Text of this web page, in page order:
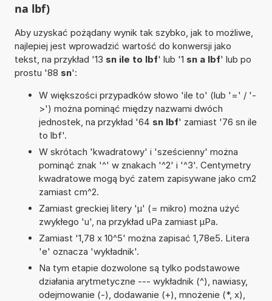
na lbf)
Aby uzyskać pożądany wynik tak szybko, jak to możliwe,
najlepiej jest wprowadzić wartość do konwersji jako
tekst, na przykład '13 sn ile to lbf' lub '1 sn a lbf' lub po
prostu '88 sn':
W większości przypadków słowo 'ile to' (lub '=' / '-
>') można pominąć między nazwami dwóch
jednostek, na przykład '64 sn lbf' zamiast '76 sn ile
to lbf'.
W skrótach 'kwadratowy' i 'sześcienny' można
pominąć znak '^' w znakach '^2' i '^3'. Centymetry
kwadratowe mogą być zatem zapisywane jako cm2
zamiast cm^2.
Zamiast greckiej litery 'µ' (= mikro) można użyć
zwykłego 'u', na przykład uPa zamiast µPa.
Zamiast '1,78 x 10^5' można zapisać 1,78e5. Litera
'e' oznacza 'wykładnik'.
Na tym etapie dozwolone są tylko podstawowe
działania arytmetyczne --- wykładnik (^), nawiasy,
odejmowanie (-), dodawanie (+), mnożenie (*, x),